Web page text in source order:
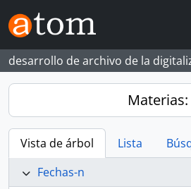
Skip to main content
desarrollo de archivo de la
Materias:
Vista de árbol Lista
Fechas-n